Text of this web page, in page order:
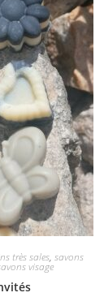
très sales, savons
visage